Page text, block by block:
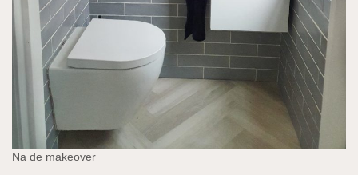
Na de makeover